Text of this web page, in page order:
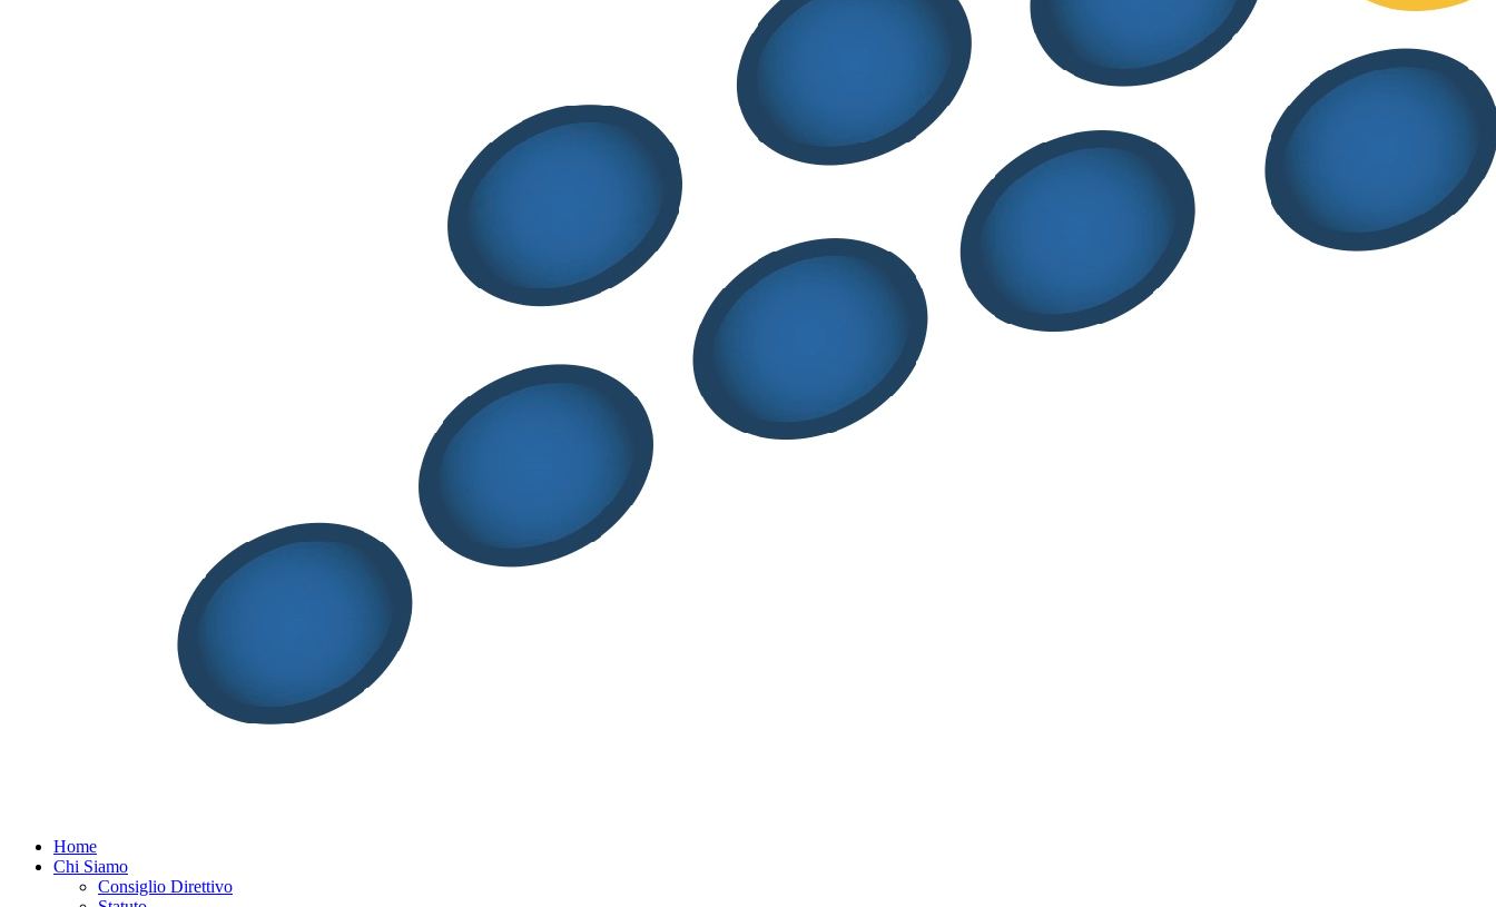
Menu
Home
Chi Siamo
Consiglio Direttivo